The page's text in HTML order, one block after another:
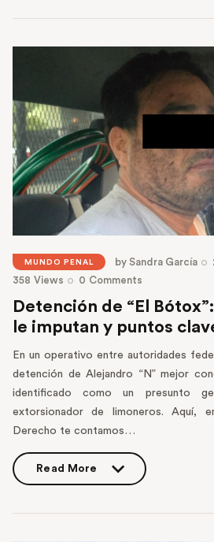
MUNDO PENAL bySandra García
358 Views 0 Comments
Detención de “El
le imputan y puntos
En un operativo entre autoridades
detención de Alejandro “N” mejor
identificado como un presunto
extorsionador de limoneros. Aquí,
Derecho te contamos…
Read More